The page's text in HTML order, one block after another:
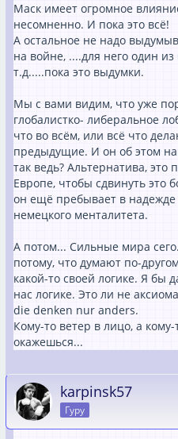
Маск имеет огромное
несомненно. И пока это всё!
А остальное не надо
на войне, ....для него один
т.д.....пока это выдумки.
Мы с вами видим, что уже
глобалистко- либеральное
что во всём, или всё что
предыдущие. И он об этом
так ведь? Альтернатива,
Европе, чтобы сдвинуть это
он ещё пребывает в надежде
немецкого менталитета.
А потом... Сильные мира
потому, что думают по-
какой-то своей логике. Я бы
нас логике. Это ли не
die denken nur anders.
Кому-то ветер в лицо, а
окажешься...
karpinsk57
Гуру